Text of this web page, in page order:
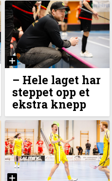
–⁠ Hele laget har
steppet opp et
ekstra knepp